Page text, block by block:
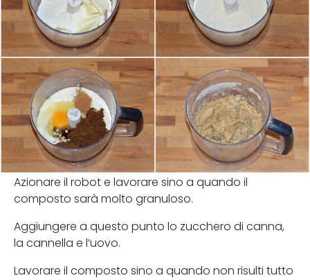
Azionare il robot e lavorare sino a quando il
composto sarà molto granuloso.
Aggiungere a questo punto lo zucchero di canna,
la cannella e l’uovo.
Lavorare il composto sino a quando non risulti tutto